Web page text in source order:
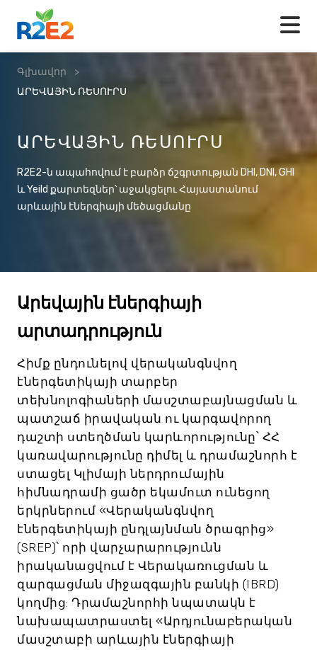
Գլխավոր
>
ԱՐԵՎԱՅԻՆ ՌԵՍՈՒՐՍ
ԱՐԵՎԱՅԻՆ ՌԵՍՈՒՐՍ
R2E2-ն ապահովում է բարձր ճշգրտության DHI, DNI, GHI
և Yeild քարտեզներ՝ աջակցելու Հայաստանում
արևային էներգիայի մեծացմանը
Արեվային էներգիայի
արտադրություն
Հիմք ընդունելով վերականգնվող
էներգետիկայի տարբեր
տեխնոլոգիաների մասշտաբայնացման և
պատշաճ իրավական ու կարգավորող
դաշտի ստեղծման կարևորությունը՝ ՀՀ
կառավարությունը դիմել և դրամաշնորհ է
ստացել Կլիմայի ներդրումային
հիմնադրամի ցածր եկամուտ ունեցող
երկրներում «Վերականգնվող
էներգետիկայի ընդլայնման ծրագրից»
(SREP)՝ որի վարչարարությունն
իրականացվում է Վերակառուցման և
զարգացման միջազգային բանկի (IBRD)
կողմից: Դրամաշնորհի նպատակն է
նախապատրաստել «Արդյունաբերական
մասշտաբի արևային էներգիայի